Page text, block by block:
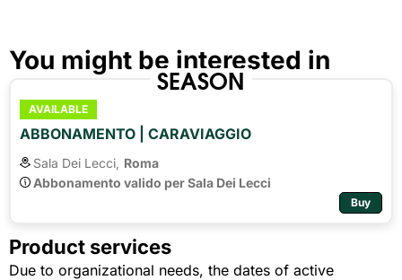
You might be interested in
SEASON
AVAILABLE
ABBONAMENTO | CARAVIAGGIO
Sala Dei Lecci, Roma
Abbonamento valido per Sala Dei Lecci
Buy
Product services
Due to organizational needs, the dates of active